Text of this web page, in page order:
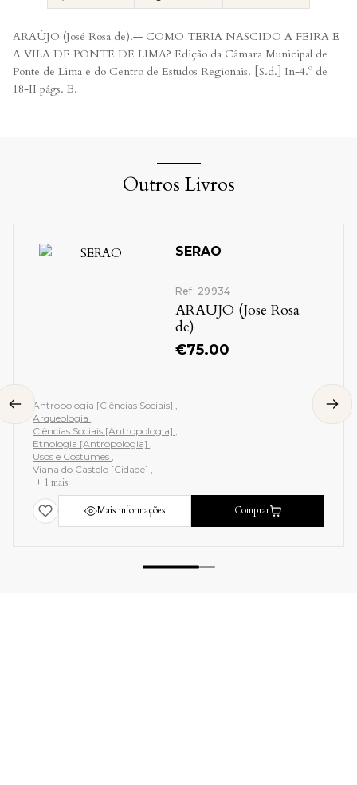
ARAÚJO (José Rosa de).— COMO TERIA NASCIDO A FEIRA E
A VILA DE PONTE DE LIMA? Edição da Câmara Municipal de
Ponte de Lima e do Centro de Estudos Regionais. [S.d.] In-4.º de
18-II págs. B.
Outros Livros
SERAO
Ref: 29934
ARAUJO (Jose Rosa
de)
€75.00
Antropologia [Ciências Sociais]
Arqueologia
Ciências Sociais [Antropologia]
Etnologia [Antropologia]
Usos e Costumes
Viana do Castelo [Cidade]
+ 1 mais
Mais informações Comprar